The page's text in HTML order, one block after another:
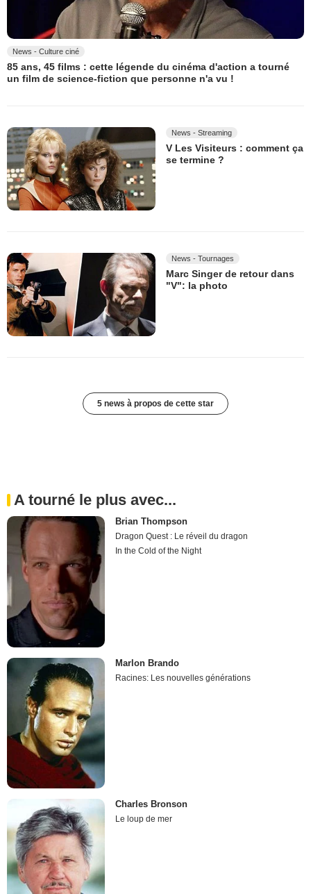
News - Culture ciné
85 ans, 45 films : cette légende du cinéma d'action a tourné
un film de science-fiction que personne n'a vu !
News - Streaming
V Les Visiteurs : comment ça
se termine ?
News - Tournages
Marc Singer de retour dans
"V": la photo
5 news à propos de cette star
A tourné le plus avec...
Brian Thompson
Dragon Quest : Le réveil du dragon
In the Cold of the Night
Marlon Brando
Racines: Les nouvelles générations
Charles Bronson
Le loup de mer